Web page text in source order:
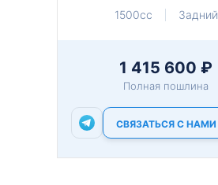
1500cc Задний
1 415 600 ₽
Полная пошлина
СВЯЗАТЬСЯ С НАМИ